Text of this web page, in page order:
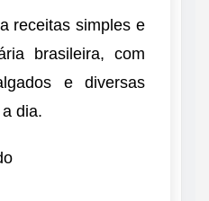
receitas simples e
brasileira, com
e diversas
dia.